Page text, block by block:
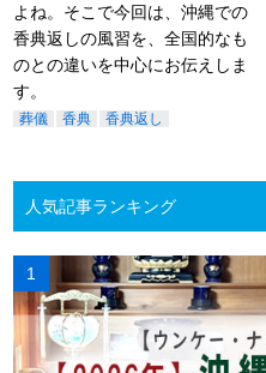
よね。そこで今回は、沖縄での
香典返しの風習を、全国的なも
のとの違いを中心にお伝えしま
す。
葬儀 香典 香典返し
人気記事ランキング